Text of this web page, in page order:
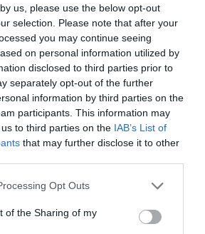
us, please use the below opt-out
selection. Please note that after your
you may continue seeing
on personal information utilized by
disclosed to third parties prior to
separately opt-out of the further
information by third parties on the
participants. This information may
to third parties on the IAB’s List of
that may further disclose it to other
website/app uses one or more Google
or usage behaviour. You may click to
to Google and its third-party tags to
Opt Outs
of the Sharing of my
ΕΙΔΗΣΕΩΝ